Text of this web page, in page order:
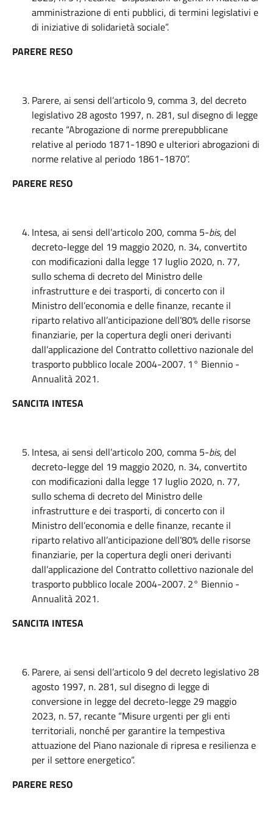
amministrazione di enti pubblici, di termini legislativi e
di iniziative di solidarietà sociale”.
PARERE RESO
Parere, ai sensi dell’articolo 9, comma 3, del decreto
legislativo 28 agosto 1997, n. 281, sul disegno di legge
recante “Abrogazione di norme prerepubblicane
relative al periodo 1871-1890 e ulteriori abrogazioni di
norme relative al periodo 1861-1870”.
PARERE RESO
Intesa, ai sensi dell’articolo 200, comma 5-bis,del
decreto-legge del 19 maggio 2020, n. 34, convertito
con modificazioni dalla legge 17 luglio 2020, n. 77,
sullo schema di decreto del Ministro delle
infrastrutture e dei trasporti, di concerto con il
Ministro dell’economia e delle finanze, recante il
riparto relativo all’anticipazione dell’80% delle risorse
finanziarie, per la copertura degli oneri derivanti
dall’applicazione del Contratto collettivo nazionale del
trasporto pubblico locale 2004-2007. 1° Biennio -
Annualità 2021.
SANCITA INTESA
Intesa, ai sensi dell’articolo 200, comma 5-bis,del
decreto-legge del 19 maggio 2020, n. 34, convertito
con modificazioni dalla legge 17 luglio 2020, n. 77,
sullo schema di decreto del Ministro delle
infrastrutture e dei trasporti, di concerto con il
Ministro dell’economia e delle finanze, recante il
riparto relativo all’anticipazione dell’80% delle risorse
finanziarie, per la copertura degli oneri derivanti
dall’applicazione del Contratto collettivo nazionale del
trasporto pubblico locale 2004-2007. 2° Biennio -
Annualità 2021.
SANCITA INTESA
Parere, ai sensi dell’articolo 9 del decreto legislativo 28
agosto 1997, n. 281, sul disegno di legge di
conversione in legge del decreto-legge 29 maggio
2023, n. 57, recante “Misure urgenti per gli enti
territoriali, nonché per garantire la tempestiva
attuazione del Piano nazionale di ripresa e resilienza e
per il settore energetico”.
PARERE RESO